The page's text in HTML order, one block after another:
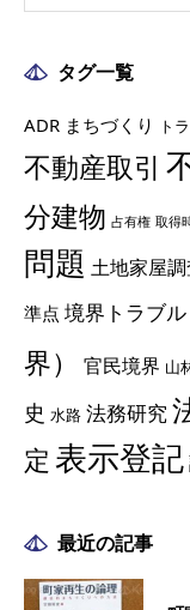
タグ一覧
ADR まちづくり ト
不動産取引
分建物 占有権 取得
問題 土地家屋
準点 境界トラブル
界）
官民境界 山
史 水路 法務研究
定 表示登記
最近の記事